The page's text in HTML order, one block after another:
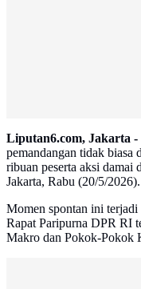
Liputan6.com, Jakarta -
pemandangan tidak biasa
ribuan peserta aksi damai
Jakarta, Rabu (20/5/2026).
Momen spontan ini terjadi
Rapat Paripurna DPR RI
Makro dan Pokok-Pokok